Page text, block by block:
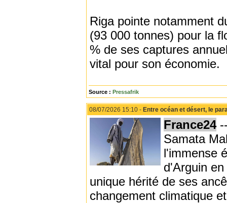
Riga pointe notamment
(93 000 tonnes) pour la
% de ses captures
vital pour son économie.
Source : Pressafrik
08/07/2026 15:10 - Entre océan et désert, le
France24--
Samata
l'immense
d'Arguin
unique hérité de ses
changement climatique